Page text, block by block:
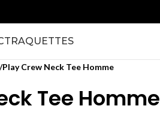
RAQUETTES
Play Crew Neck Tee Homme
Tee Homme